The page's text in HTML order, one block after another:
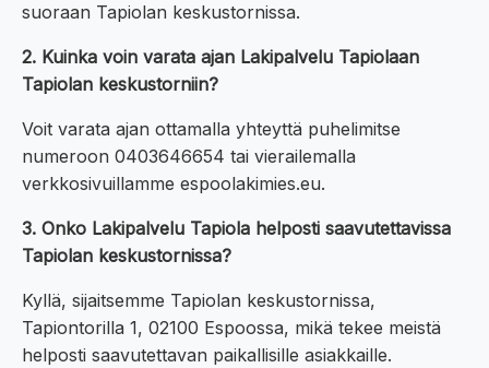
suoraan Tapiolan keskustornissa.
2. Kuinka voin varata ajan Lakipalvelu Tapiolaan
Tapiolan keskustorniin?
Voit varata ajan ottamalla yhteyttä puhelimitse
numeroon 0403646654 tai vierailemalla
verkkosivuillamme espoolakimies.eu.
3. Onko Lakipalvelu Tapiola helposti saavutettavissa
Tapiolan keskustornissa?
Kyllä, sijaitsemme Tapiolan keskustornissa,
Tapiontorilla 1, 02100 Espoossa, mikä tekee meistä
helposti saavutettavan paikallisille asiakkaille.